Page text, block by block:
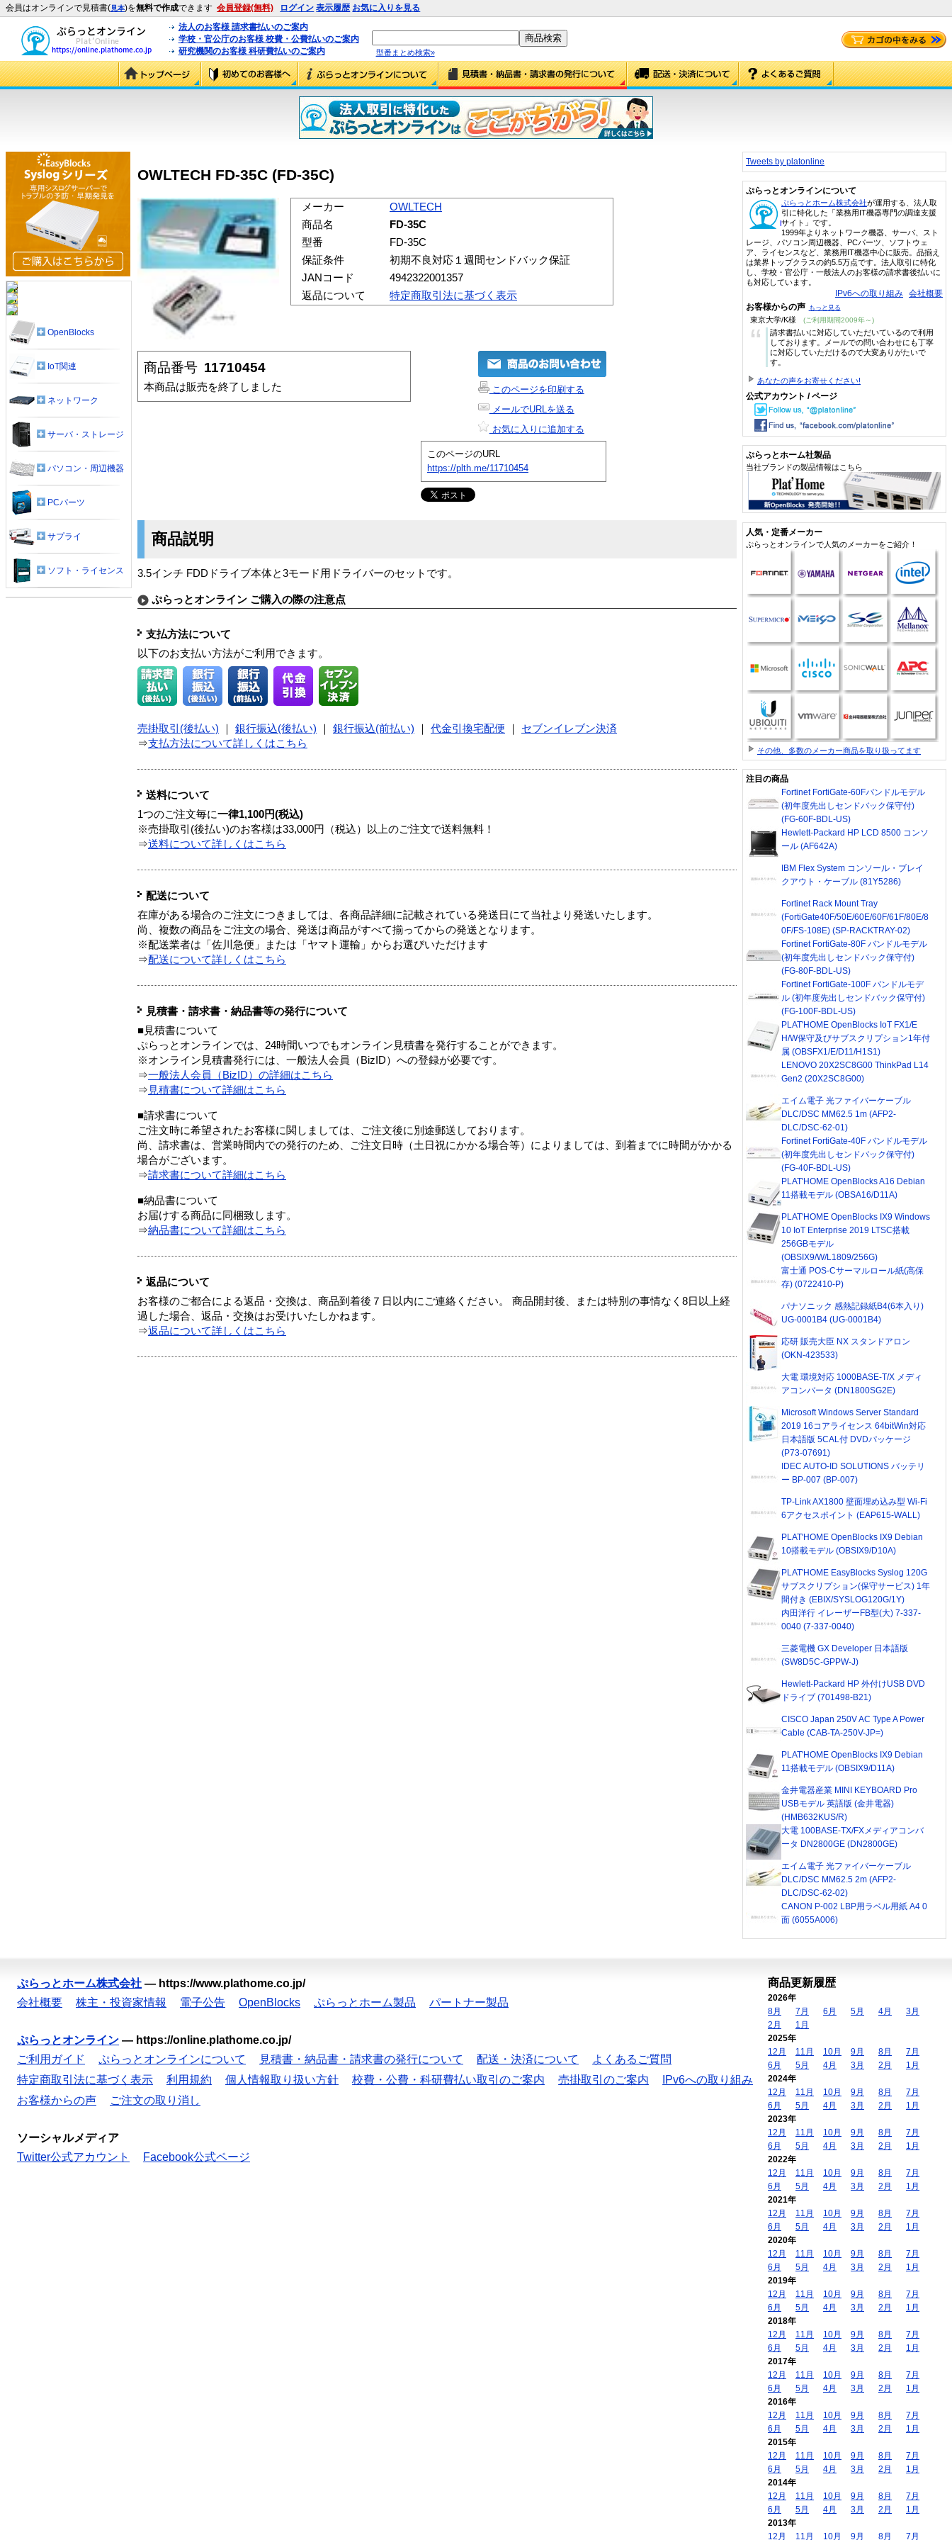
会員はオンラインで見積書(見本)を無料で作成できます 会員登録(無料) ログイン 表示履歴 お気に入りを見る
法人のお客様 請求書払いのご案内
学校・官公庁のお客様 校費・公費払いのご案内
研究機関のお客様 科研費払いのご案内
型番まとめ検索»
OWLTECH FD-35C (FD-35C)
メーカー
OWLTECH
商品名
FD-35C
型番
FD-35C
保証条件
初期不良対応１週間センドバック保証
JANコード
4942322001357
返品について
特定商取引法に基づく表示
商品番号 11710454
本商品は販売を終了しました
このページを印刷する
メールでURLを送る
お気に入りに追加する
このページのURL
https://plth.me/11710454
商品説明
3.5インチ FDDドライブ本体と3モード用ドライバーのセットです。
ぷらっとオンライン ご購入の際の注意点
支払方法について
以下のお支払い方法がご利用できます。
売掛取引(後払い) 銀行振込(後払い) 銀行振込(前払い) 代金引換宅配便
セブンイレブン決済
⇒支払方法について詳しくはこちら
送料について
1つのご注文毎に一律1,100円(税込)
※売掛取引(後払い)のお客様は33,000円（税込）以上のご注文で送料無料！
⇒送料について詳しくはこちら
配送について
在庫がある場合のご注文につきましては、各商品詳細に記載されている発送日にて当社より発送いたします。
尚、複数の商品をご注文の場合、発送は商品がすべて揃ってからの発送となります。
※配送業者は「佐川急便」または「ヤマト運輸」からお選びいただけます
⇒配送について詳しくはこちら
見積書・請求書・納品書等の発行について
■見積書について
ぷらっとオンラインでは、24時間いつでもオンライン見積書を発行することができます。
※オンライン見積書発行には、一般法人会員（BizID）への登録が必要です。
⇒一般法人会員（BizID）の詳細はこちら
⇒ 見積書について詳細はこちら
■請求書について
ご注文時に希望されたお客様に関しましては、ご注文後に別途郵送しております。
尚、請求書は、営業時間内での発行のため、ご注文日時（土日祝にかかる場合等）によりましては、到着までに時間がかかる
場合がございます。
⇒請求書について詳細はこちら
■納品書について
お届けする商品に同梱致します。
⇒納品書について詳細はこちら
返品について
お客様のご都合による返品・交換は、商品到着後７日以内にご連絡ください。 商品開封後、または特別の事情なく8日以上経
過した場合、返品・交換はお受けいたしかねます。
⇒返品について詳しくはこちら
OpenBlocks
IoT関連
ネットワーク
サーバ・ストレージ
パソコン・周辺機器
PCパーツ
サプライ
ソフト・ライセンス
Tweets by platonline
ぷらっとオンラインについて
ぷらっとホーム株式会社が運用する、法人取
引に特化した「業務用IT機器専門の調達支援
サイト」です。
1999年よりネットワーク機器、サーバ、スト
レージ、パソコン周辺機器、PCパーツ、ソフトウェ
ア、ライセンスなど、業務用IT機器中心に販売。品揃え
は業界トップクラスの約5.5万点です。法人取引に特化
し、学校・官公庁・一般法人のお客様の請求書後払いに
も対応しています。
IPv6への取り組み 会社概要
お客様からの声 もっと見る
東京大学/K様 (ご利用期間2009年～)
“
請求書払いに対応していただいているので利用
しております。メールでの問い合わせにも丁寧
に対応していただけるので大変ありがたいで
す。
あなたの声をお寄せください!
公式アカウント / ページ
ぷらっとホーム社製品
当社ブランドの製品情報はこちら
人気・定番メーカー
ぷらっとオンラインで人気のメーカーをご紹介！
その他、多数のメーカー商品を取り扱ってます
注目の商品
Fortinet FortiGate-60Fバンドルモデル
(初年度先出しセンドバック保守付)
(FG-60F-BDL-US)
Hewlett-Packard HP LCD 8500 コンソ
ール (AF642A)
IBM Flex System コンソール・ブレイ
クアウト・ケーブル (81Y5286)
Fortinet Rack Mount Tray
(FortiGate40F/50E/60E/60F/61F/80E/8
0F/FS-108E) (SP-RACKTRAY-02)
Fortinet FortiGate-80F バンドルモデル
(初年度先出しセンドバック保守付)
(FG-80F-BDL-US)
Fortinet FortiGate-100F バンドルモデ
ル (初年度先出しセンドバック保守付)
(FG-100F-BDL-US)
PLAT'HOME OpenBlocks IoT FX1/E
H/W保守及びサブスクリプション1年付
属 (OBSFX1/E/D11/H1S1)
LENOVO 20X2SC8G00 ThinkPad L14
Gen2 (20X2SC8G00)
エイム電子 光ファイバーケーブル
DLC/DSC MM62.5 1m (AFP2-
DLC/DSC-62-01)
Fortinet FortiGate-40F バンドルモデル
(初年度先出しセンドバック保守付)
(FG-40F-BDL-US)
PLAT'HOME OpenBlocks A16 Debian
11搭載モデル (OBSA16/D11A)
PLAT'HOME OpenBlocks IX9 Windows
10 IoT Enterprise 2019 LTSC搭載
256GBモデル
(OBSIX9/W/L1809/256G)
富士通 POS-Cサーマルロール紙(高保
存) (0722410-P)
パナソニック 感熱記録紙B4(6本入り)
UG-0001B4 (UG-0001B4)
応研 販売大臣 NX スタンドアロン
(OKN-423533)
大電 環境対応 1000BASE-T/X メディ
アコンバータ (DN1800SG2E)
Microsoft Windows Server Standard
2019 16コアライセンス 64bitWin対応
日本語版 5CAL付 DVDパッケージ
(P73-07691)
IDEC AUTO-ID SOLUTIONS バッテリ
ー BP-007 (BP-007)
TP-Link AX1800 壁面埋め込み型 Wi-Fi
6アクセスポイント (EAP615-WALL)
PLAT'HOME OpenBlocks IX9 Debian
10搭載モデル (OBSIX9/D10A)
PLAT'HOME EasyBlocks Syslog 120G
サブスクリプション(保守サービス) 1年
間付き (EBIX/SYSLOG120G/1Y)
内田洋行 イレーザーFB型(大) 7-337-
0040 (7-337-0040)
三菱電機 GX Developer 日本語版
(SW8D5C-GPPW-J)
Hewlett-Packard HP 外付けUSB DVD
ドライブ (701498-B21)
CISCO Japan 250V AC Type A Power
Cable (CAB-TA-250V-JP=)
PLAT'HOME OpenBlocks IX9 Debian
11搭載モデル (OBSIX9/D11A)
金井電器産業 MINI KEYBOARD Pro
USBモデル 英語版 (金井電器)
(HMB632KUS/R)
大電 100BASE-TX/FXメディアコンバ
ータ DN2800GE (DN2800GE)
エイム電子 光ファイバーケーブル
DLC/DSC MM62.5 2m (AFP2-
DLC/DSC-62-02)
CANON P-002 LBP用ラベル用紙 A4 0
面 (6055A006)
ぷらっとホーム株式会社 — https://www.plathome.co.jp/
会社概要
株主・投資家情報 電子公告 OpenBlocks ぷらっとホーム製品 パートナー製品
ぷらっとオンライン — https://online.plathome.co.jp/
ご利用ガイド
ぷらっとオンラインについて 見積書・納品書・請求書の発行について 配送・決済について
よくあるご質問
特定商取引法に基づく表示
利用規約 個人情報取り扱い方針 校費・公費・科研費払い取引のご案内 売掛取引のご案内
IPv6への取り組み
お客様からの声
ご注文の取り消し
ソーシャルメディア
Twitter公式アカウント
Facebook公式ページ
商品更新履歴
2026年
8月
7月 6月 5月 4月
3月
2月
1月
2025年
12月
11月 10月 9月 8月
7月
6月
5月 4月 3月 2月
1月
2024年
12月
11月 10月 9月 8月
7月
6月
5月 4月 3月 2月
1月
2023年
12月
11月 10月 9月 8月
7月
6月
5月 4月 3月 2月
1月
2022年
12月
11月 10月 9月 8月
7月
6月
5月 4月 3月 2月
1月
2021年
12月
11月 10月 9月 8月
7月
6月
5月 4月 3月 2月
1月
2020年
12月
11月 10月 9月 8月
7月
6月
5月 4月 3月 2月
1月
2019年
12月
11月 10月 9月 8月
7月
6月
5月 4月 3月 2月
1月
2018年
12月
11月 10月 9月 8月
7月
6月
5月 4月 3月 2月
1月
2017年
12月
11月 10月 9月 8月
7月
6月
5月 4月 3月 2月
1月
2016年
12月
11月 10月 9月 8月
7月
6月
5月 4月 3月 2月
1月
2015年
12月
11月 10月 9月 8月
7月
6月
5月 4月 3月 2月
1月
2014年
12月
11月 10月 9月 8月
7月
6月
5月 4月 3月 2月
1月
2013年
12月
11月 10月 9月 8月 7月